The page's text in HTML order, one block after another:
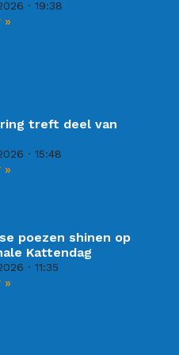
19:38
»
treft deel van
15:48
»
poezen shinen op
Kattendag
11:35
»